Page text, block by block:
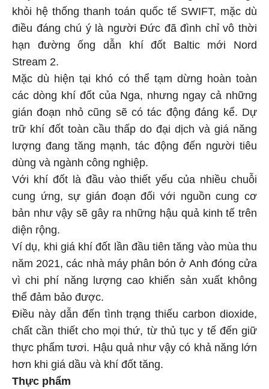
khỏi hệ thống thanh toán quốc tế SWIFT, mặc dù
điều đáng chú ý là người Đức đã đình chỉ vô thời
hạn đường ống dẫn khí đốt Baltic mới Nord
Stream 2.
Mặc dù hiện tại khó có thể tạm dừng hoàn toàn
các dòng khí đốt của Nga, nhưng ngay cả những
gián đoạn nhỏ cũng sẽ có tác động đáng kể. Dự
trữ khí đốt toàn cầu thấp do đại dịch và giá năng
lượng đang tăng mạnh, tác động đến người tiêu
dùng và ngành công nghiệp.
Với khí đốt là đầu vào thiết yếu của nhiều chuỗi
cung ứng, sự gián đoạn đối với nguồn cung cơ
bản như vậy sẽ gây ra những hậu quả kinh tế trên
diện rộng.
Ví dụ, khi giá khí đốt lần đầu tiên tăng vào mùa thu
năm 2021, các nhà máy phân bón ở Anh đóng cửa
vì chi phí năng lượng cao khiến sản xuất không
thể đảm bảo được.
Điều này dẫn đến tình trạng thiếu carbon dioxide,
chất cần thiết cho mọi thứ, từ thủ tục y tế đến giữ
thực phẩm tươi. Hậu quả như vậy có khả năng lớn
hơn khi giá dầu và khí đốt tăng.
Thực phẩm